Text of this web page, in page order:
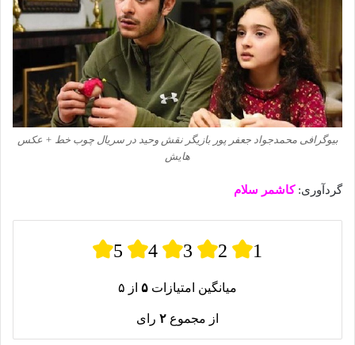
بیوگرافی محمدجواد جعفر پور بازیگر نقش وحید در سریال چوب خط + عکس
هایش
گردآوری:کاشمر سلام
5 4 3 2 1
میانگین امتیازات ۵ از ۵
از مجموع ۲ رای